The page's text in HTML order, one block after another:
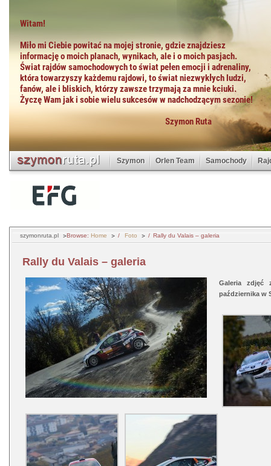
Szymon Orlen Team Samochody
szymonruta.pl Browse: Home Foto Rally du Valais – galeria
Rally du Valais – galeria
Galeria zdjęć
października w